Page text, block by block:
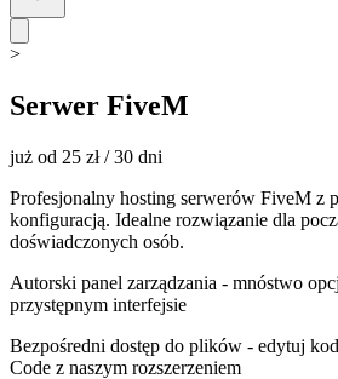
>
Serwer FiveM
już od 25 zł / 30 dni
Profesjonalny hosting serwerów FiveM z
konfiguracją. Idealne rozwiązanie dla
doświadczonych osób.
Autorski panel zarządzania - mnóstwo
przystępnym interfejsie
Bezpośredni dostęp do plików - edytuj
Code z naszym rozszerzeniem